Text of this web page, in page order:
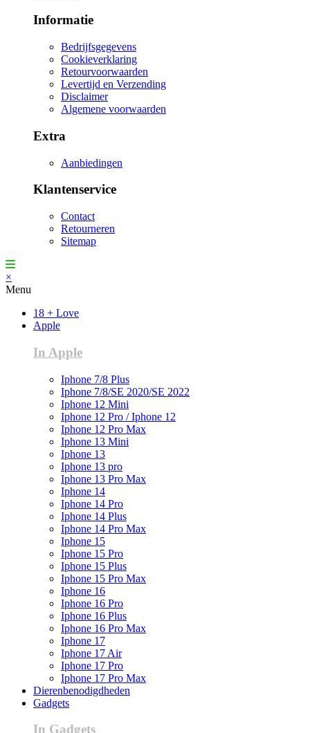
Informatie
Bedrijfsgegevens
Cookieverklaring
Retourvoorwaarden
Levertijd en Verzending
Disclaimer
Algemene voorwaarden
Extra
Aanbiedingen
Klantenservice
Contact
Retourneren
Sitemap
×
Menu
18 + Love
Apple
In Apple
Iphone 7/8 Plus
Iphone 7/8/SE 2020/SE 2022
Iphone 12 Mini
Iphone 12 Pro / Iphone 12
Iphone 12 Pro Max
Iphone 13 Mini
Iphone 13
Iphone 13 pro
Iphone 13 Pro Max
Iphone 14
Iphone 14 Pro
Iphone 14 Plus
Iphone 14 Pro Max
Iphone 15
Iphone 15 Pro
Iphone 15 Plus
Iphone 15 Pro Max
Iphone 16
Iphone 16 Pro
Iphone 16 Plus
Iphone 16 Pro Max
Iphone 17
Iphone 17 Air
Iphone 17 Pro
Iphone 17 Pro Max
Dierenbenodigdheden
Gadgets
In Gadgets